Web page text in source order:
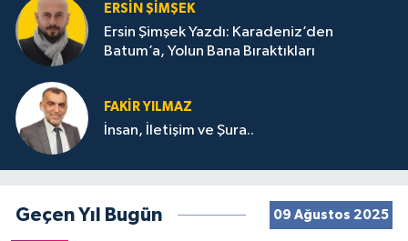
ERSIN ŞIMŞEK
Ersin Şimşek Yazdı: Karadeniz’den
Batum’a, Yolun Bana Bıraktıkları
FAKIR YILMAZ
İnsan, İletişim ve Şura..
Geçen Yıl Bugün 09 Ağustos 2025